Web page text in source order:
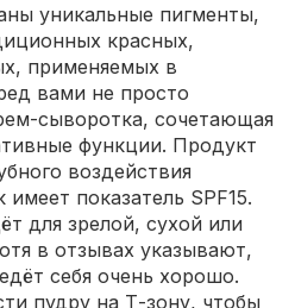
уникальные пигменты,
красных,
применяемых в
вами не просто
сыворотка, сочетающая
функции. Продукт
воздействия
имеет показатель SPF15.
для зрелой, сухой или
в отзывах указывают,
себя очень хорошо.
пудру на Т-зону, чтобы